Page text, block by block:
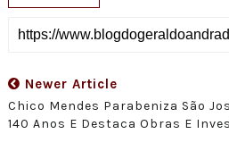
Newer Article
Chico Mendes Parabeniza São
140 Anos E Destaca Obras E